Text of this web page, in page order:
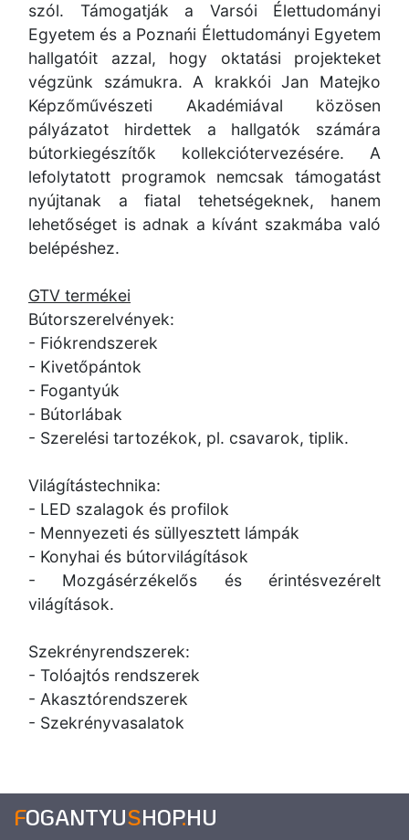
szól. Támogatják a Varsói Élettudományi
Egyetem és a Poznańi Élettudományi Egyetem
hallgatóit azzal, hogy oktatási projekteket
végzünk számukra. A krakkói Jan Matejko
Képzőművészeti Akadémiával közösen
pályázatot hirdettek a hallgatók számára
bútorkiegészítők kollekciótervezésére. A
lefolytatott programok nemcsak támogatást
nyújtanak a fiatal tehetségeknek, hanem
lehetőséget is adnak a kívánt szakmába való
belépéshez.
GTV termékei
Bútorszerelvények:
- Fiókrendszerek
- Kivetőpántok
- Fogantyúk
- Bútorlábak
- Szerelési tartozékok, pl. csavarok, tiplik.
Világítástechnika:
- LED szalagok és profilok
- Mennyezeti és süllyesztett lámpák
- Konyhai és bútorvilágítások
- Mozgásérzékelős és érintésvezérelt
világítások.
Szekrényrendszerek:
- Tolóajtós rendszerek
- Akasztórendszerek
- Szekrényvasalatok
FOGANTYUSHOP.HU